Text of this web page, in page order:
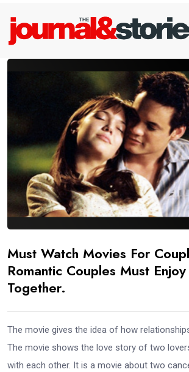
Must Watch Movies For
Romantic Couples Must
Together.
The movie gives the idea of how
The movie shows the love story of two
with each other. It is a movie about two